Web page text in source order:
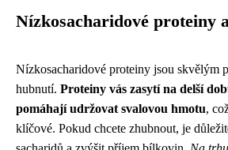
Nízkosacharidové proteiny
Nízkosacharidové proteiny jsou skvělým
hubnutí. Proteiny vás zasytí na delší
pomáhají udržovat svalovou hmotu,
klíčové. Pokud chcete zhubnout, je